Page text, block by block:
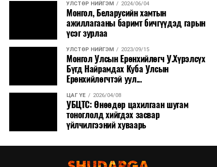
УЛСТӨР НИЙГЭМ 2024/06/04
Монгол, Беларусийн хамтын
ажиллагааны баримт бичгүүдэд гарын
үсэг зурлаа
УЛСТӨР НИЙГЭМ 2023/09/15
Монгол Улсын Ерөнхийлөгч У.Хүрэлсүх
Бүгд Найрамдах Куба Улсын
Ерөнхийлөгчтэй уул...
ЦАГ ҮЕ 2026/04/08
УБЦТС: Өнөөдөр цахилгаан шугам
тоноглолд хийгдэх засвар
үйлчилгээний хуваарь